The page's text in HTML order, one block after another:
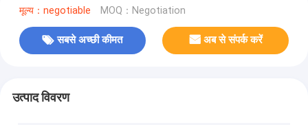
मूल्य：negotiable MOQ：Negotiation
सबसे अच्छी कीमत अब से संपर्क करें
उत्पाद विवरण